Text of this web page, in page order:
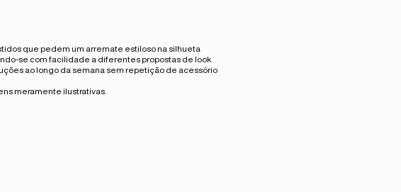
que pedem um arremate estiloso na silhueta
se com facilidade a diferentes propostas de look
ao longo da semana sem repetição de acessório
meramente ilustrativas.